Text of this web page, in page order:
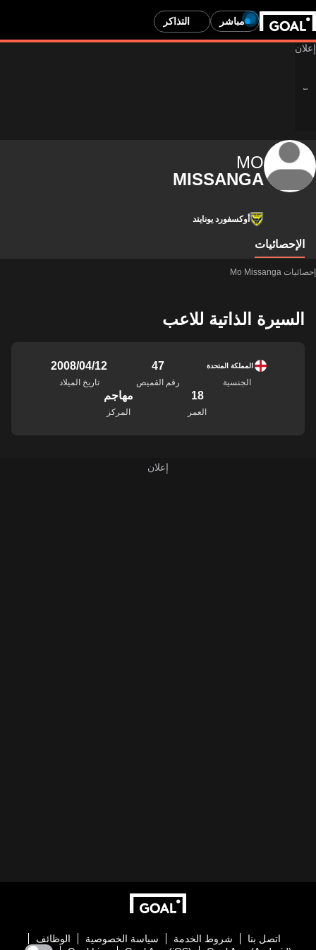
مباشر التذاكر
MO
MISSANGA
أوكسفورد يونايتد
الإحصائيات
إحصائيات Mo Missanga
السيرة الذاتية للاعب
المملكة المتحدة
الجنسية
47
رقم القميص
12‏/04‏/2008
تاريخ الميلاد
18
العمر
مهاجم
المركز
اتصل بنا شروط الخدمة سياسة الخصوصية
الوظائف